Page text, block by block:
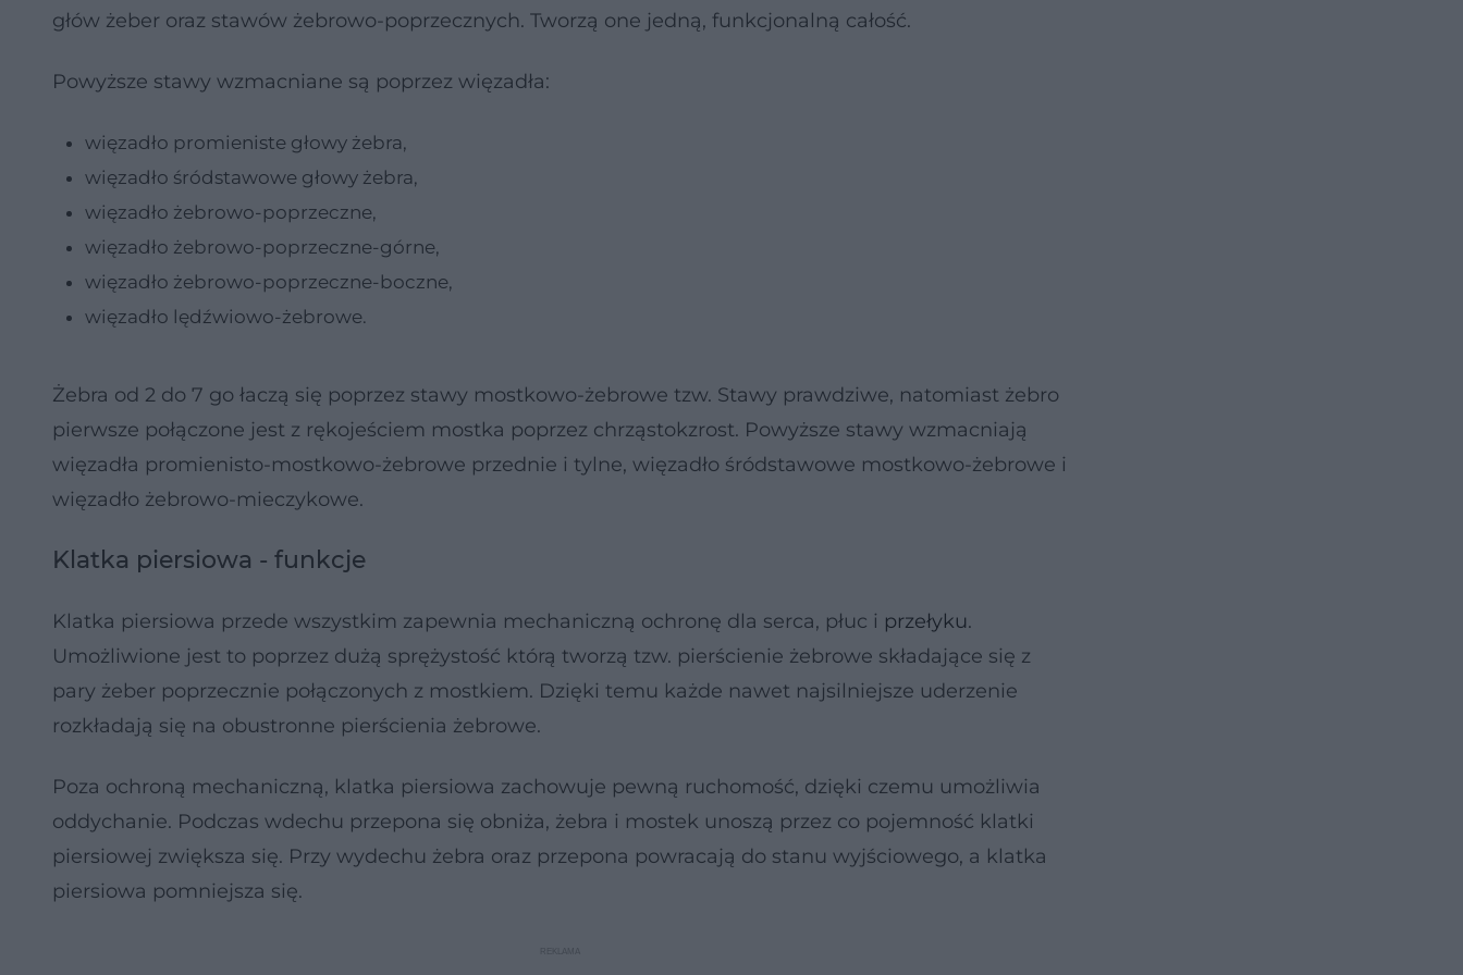
głów żeber oraz stawów żebrowo-poprzecznych. Tworzą one jedną, funkcjonalną całość.
Powyższe stawy wzmacniane są poprzez więzadła:
więzadło promieniste głowy żebra,
więzadło śródstawowe głowy żebra,
więzadło żebrowo-poprzeczne,
więzadło żebrowo-poprzeczne-górne,
więzadło żebrowo-poprzeczne-boczne,
więzadło lędźwiowo-żebrowe.
Żebra od 2 do 7 go łaczą się poprzez stawy mostkowo-żebrowe tzw. Stawy prawdziwe, natomiast żebro
pierwsze połączone jest z rękojeściem mostka poprzez chrząstokzrost. Powyższe stawy wzmacniają
więzadła promienisto-mostkowo-żebrowe przednie i tylne, więzadło śródstawowe mostkowo-żebrowe i
więzadło żebrowo-mieczykowe.
Klatka piersiowa - funkcje
Klatka piersiowa przede wszystkim zapewnia mechaniczną ochronę dla serca, płuc i przełyku.
Umożliwione jest to poprzez dużą sprężystość którą tworzą tzw. pierścienie żebrowe składające się z
pary żeber poprzecznie połączonych z mostkiem. Dzięki temu każde nawet najsilniejsze uderzenie
rozkładają się na obustronne pierścienia żebrowe.
Poza ochroną mechaniczną, klatka piersiowa zachowuje pewną ruchomość, dzięki czemu umożliwia
oddychanie. Podczas wdechu przepona się obniża, żebra i mostek unoszą przez co pojemność klatki
piersiowej zwiększa się. Przy wydechu żebra oraz przepona powracają do stanu wyjściowego, a klatka
piersiowa pomniejsza się.